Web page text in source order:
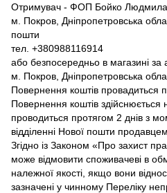
Отримувач - ФОП Бойко Людмила
м. Покров, Дніпропетровська
пошти
тел. +380988116914
або безпосередньо в магазині
м. Покров, Дніпропетровська
Повернення коштів провадиться
Повернення коштів здійснюється
проводиться протягом 2 днів з
відділенні Нової пошти продавцем.
Згідно із Законом «Про захист
може відмовити споживачеві в
належної якості, якщо вони
зазначені у чинному Переліку